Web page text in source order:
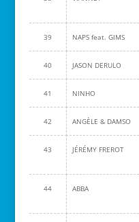
39 NAPS feat. GIMS
40 JASON DERULO
41 NINHO
42 ANGÈLE & DAMSO
43 JÉRÉMY FREROT
44 ABBA